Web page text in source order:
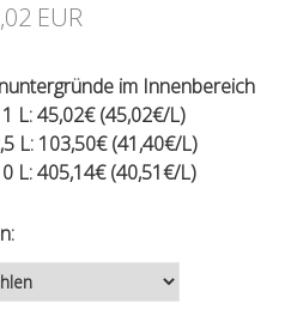
EUR
im Innenbereich
L: 45,02€ (45,02€/L)
L: 103,50€ (41,40€/L)
L: 405,14€ (40,51€/L)